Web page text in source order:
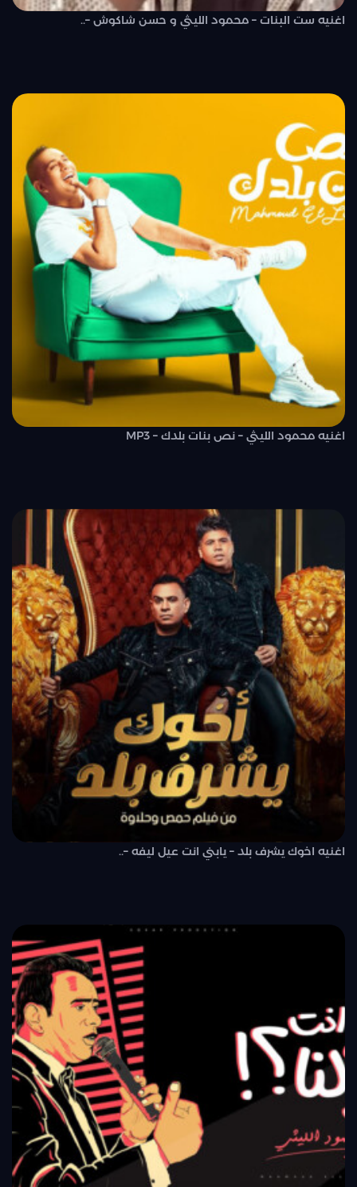
اغنيه ست البنات – محمود الليثي و حسن شاكوش –..
اغنيه محمود الليثي – نص بنات بلدك – MP3
اغنيه اخوك يشرف بلد – يابني انت عيل ليفه –..